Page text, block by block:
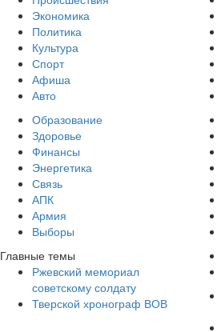
Экономика
Политика
Культура
Спорт
Афиша
Авто
Образование
Здоровье
Финансы
Энергетика
Связь
АПК
Армия
Выборы
Главные темы
Ржевский мемориал
советскому солдату
Тверской хронограф ВОВ